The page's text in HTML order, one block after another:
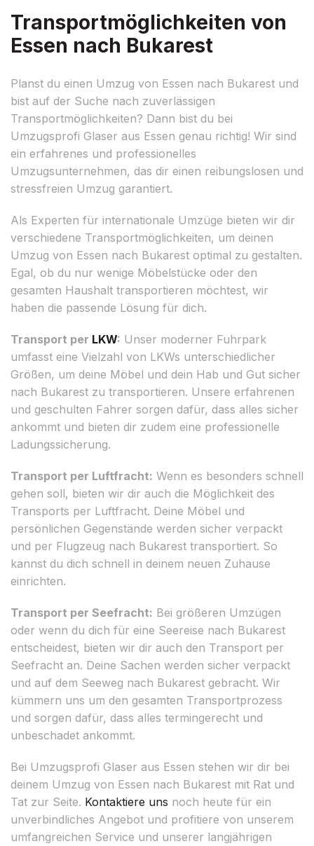
Transportmöglichkeiten von
Essen nach Bukarest
Planst du einen Umzug von Essen nach Bukarest und
bist auf der Suche nach zuverlässigen
Transportmöglichkeiten? Dann bist du bei
Umzugsprofi Glaser aus Essen genau richtig! Wir sind
ein erfahrenes und professionelles
Umzugsunternehmen, das dir einen reibungslosen und
stressfreien Umzug garantiert.
Als Experten für internationale Umzüge bieten wir dir
verschiedene Transportmöglichkeiten, um deinen
Umzug von Essen nach Bukarest optimal zu gestalten.
Egal, ob du nur wenige Möbelstücke oder den
gesamten Haushalt transportieren möchtest, wir
haben die passende Lösung für dich.
Transport per LKW: Unser moderner Fuhrpark
umfasst eine Vielzahl von LKWs unterschiedlicher
Größen, um deine Möbel und dein Hab und Gut sicher
nach Bukarest zu transportieren. Unsere erfahrenen
und geschulten Fahrer sorgen dafür, dass alles sicher
ankommt und bieten dir zudem eine professionelle
Ladungssicherung.
Transport per Luftfracht: Wenn es besonders schnell
gehen soll, bieten wir dir auch die Möglichkeit des
Transports per Luftfracht. Deine Möbel und
persönlichen Gegenstände werden sicher verpackt
und per Flugzeug nach Bukarest transportiert. So
kannst du dich schnell in deinem neuen Zuhause
einrichten.
Transport per Seefracht: Bei größeren Umzügen
oder wenn du dich für eine Seereise nach Bukarest
entscheidest, bieten wir dir auch den Transport per
Seefracht an. Deine Sachen werden sicher verpackt
und auf dem Seeweg nach Bukarest gebracht. Wir
kümmern uns um den gesamten Transportprozess
und sorgen dafür, dass alles termingerecht und
unbeschadet ankommt.
Bei Umzugsprofi Glaser aus Essen stehen wir dir bei
deinem Umzug von Essen nach Bukarest mit Rat und
Tat zur Seite. Kontaktiere uns noch heute für ein
unverbindliches Angebot und profitiere von unserem
umfangreichen Service und unserer langjährigen